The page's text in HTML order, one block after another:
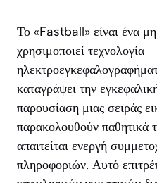
Το «Fastball» είναι ένα
χρησιμοποιεί τεχνολογία
καταγράψει την
παρουσίαση μιας σειράς
παρακολουθούν παθητικά
απαιτείται ενεργή
πληροφοριών. Αυτό